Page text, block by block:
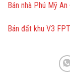
Bán nhà Phú Mỹ
Bán đất khu V3